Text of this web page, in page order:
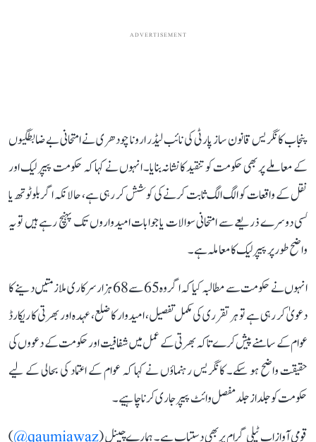
ADVERTISEMENT
پنجاب کانگریس قانون ساز پارٹی کی نائب لیڈر ارونا چودھری نے امتحانی بے ضابطگیوں
کے معاملے پر بھی حکومت کو تنقید کا نشانہ بنایا۔ انہوں نے کہا کہ حکومت پیپر لیک اور
نقل کے واقعات کو الگ الگ ثابت کرنے کی کوشش کر رہی ہے، حالانکہ اگر بلوٹوتھ یا
کسی دوسرے ذریعے سے امتحانی سوالات یا جوابات امیدواروں تک پہنچ رہے ہیں تو یہ
واضح طور پر پیپر لیک کا معاملہ ہے۔
انہوں نے حکومت سے مطالبہ کیا کہ اگر وہ 65 سے 68 ہزار سرکاری ملازمتیں دینے کا
دعویٰ کر رہی ہے تو ہر تقرری کی مکمل تفصیل، امیدوار کا ضلع، عہدہ اور بھرتی کا ریکارڈ
عوام کے سامنے پیش کرے تاکہ بھرتی کے عمل میں شفافیت اور حکومت کے دعووں کی
حقیقت واضح ہو سکے۔ کانگریس رہنماؤں نے کہا کہ عوام کے اعتماد کی بحالی کے لیے
حکومت کو جلد از جلد مفصل وائٹ پیپر جاری کرنا چاہیے۔
قومی آواز اب ٹیلی گرام پر بھی دستیاب ہے۔ ہمارے چینل (qaumiawaz@
)